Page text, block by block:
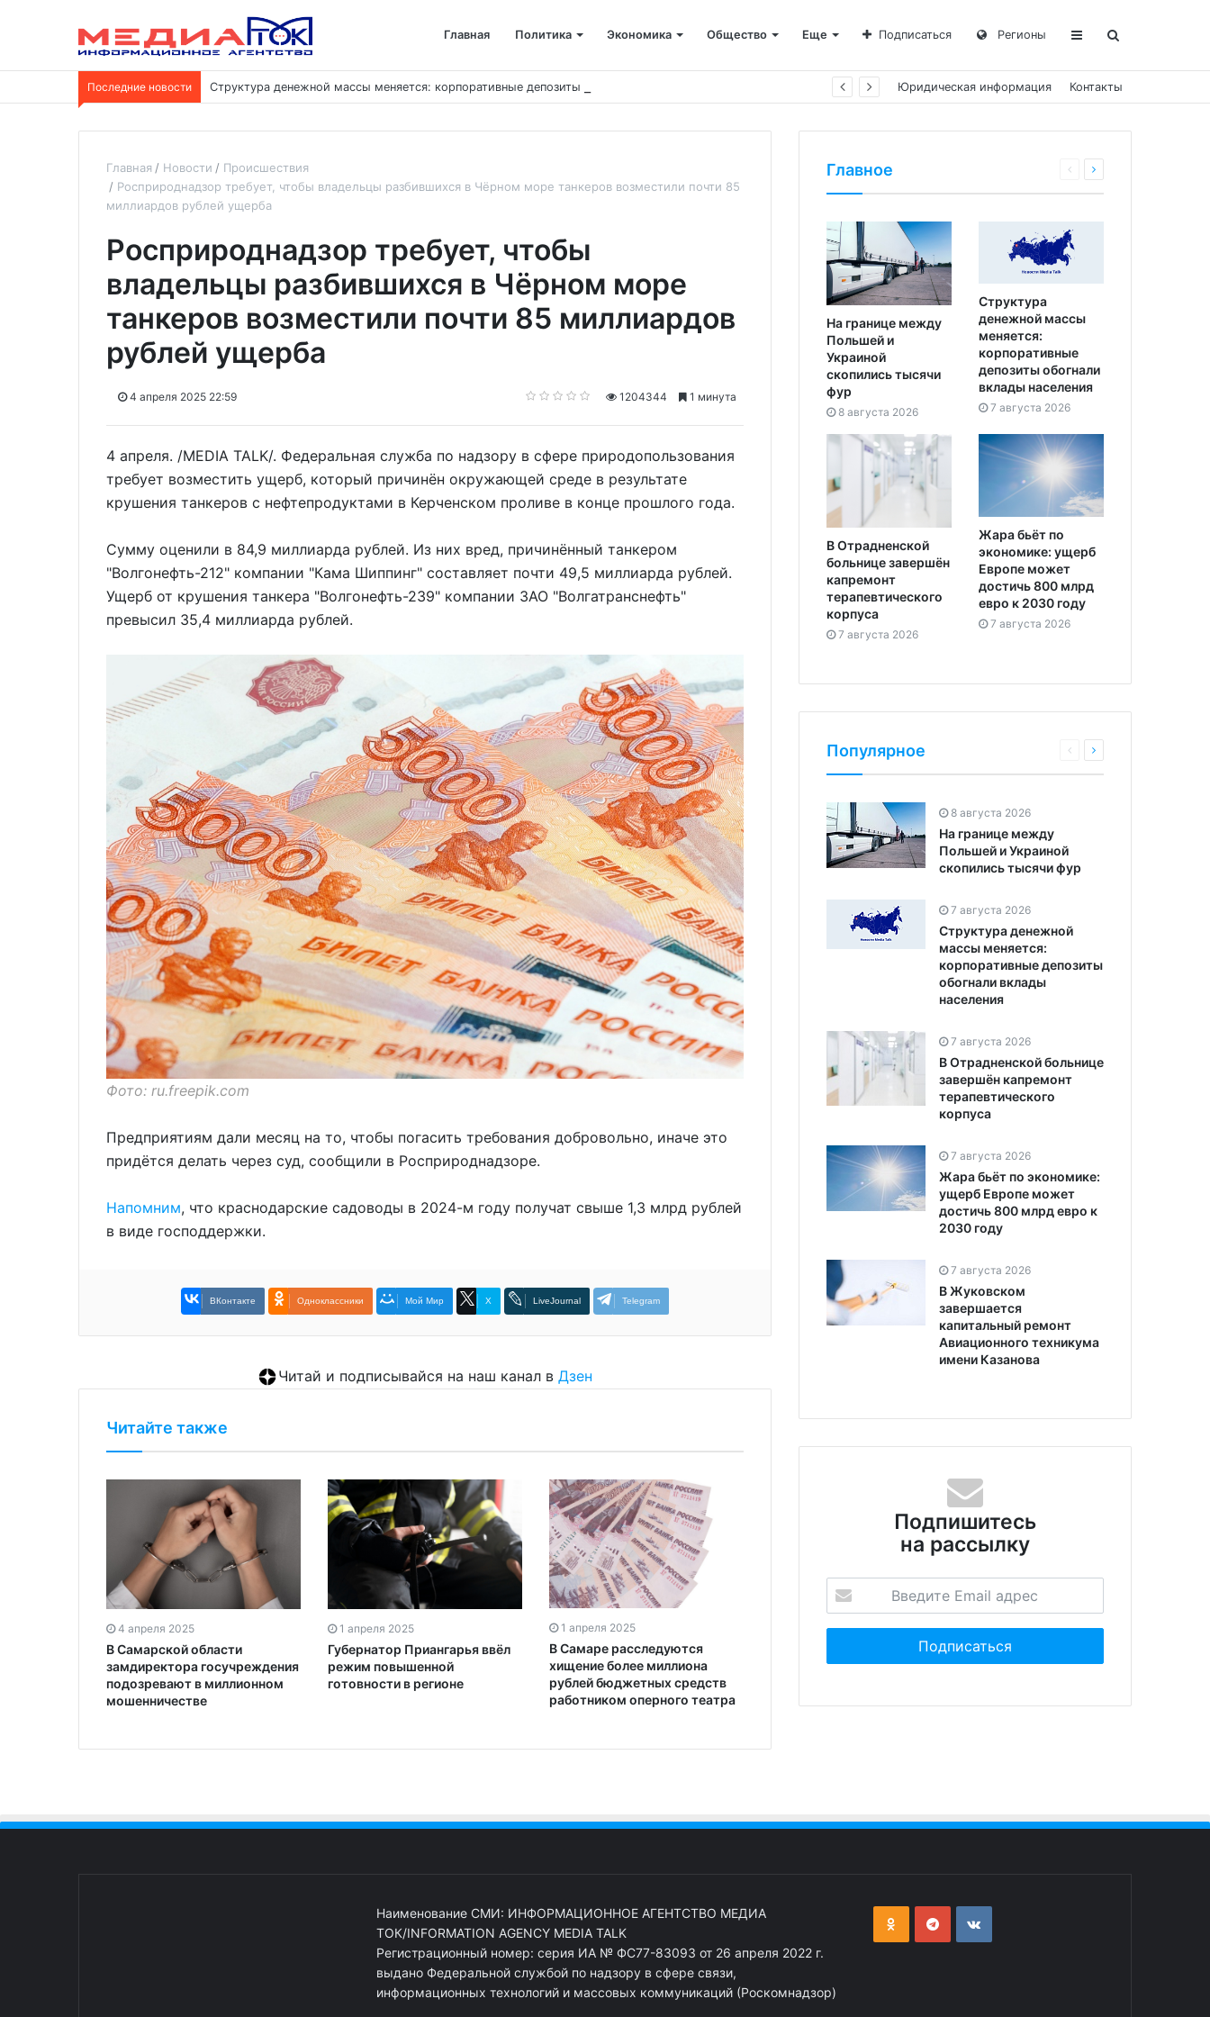
Главная Политика Экономика Общество Еще Подписаться Регионы
Последние новости Структура денежной массы меняется: корпоративные депозиты обогнали вклады населения Юридическая информация Контакты
Главная Новости
Происшествия
Росприроднадзор требует, чтобы владельцы разбившихся в Чёрном море танкеров возместили почти 85
миллиардов рублей ущерба
Росприроднадзор требует, чтобы
владельцы разбившихся в Чёрном море
танкеров возместили почти 85 миллиардов
рублей ущерба
4 апреля 2025 22:59 1204344 1 минута
4 апреля. /MEDIA TALK/. Федеральная служба по надзору в сфере природопользования
требует возместить ущерб, который причинён окружающей среде в результате
крушения танкеров с нефтепродуктами в Керченском проливе в конце прошлого года.
Сумму оценили в 84,9 миллиарда рублей. Из них вред, причинённый танкером
"Волгонефть-212" компании "Кама Шиппинг" составляет почти 49,5 миллиарда рублей.
Ущерб от крушения танкера "Волгонефть-239" компании ЗАО "Волгатранснефть"
превысил 35,4 миллиарда рублей.
Фото: ru.freepik.com
Предприятиям дали месяц на то, чтобы погасить требования добровольно, иначе это
придётся делать через суд, сообщили в Росприроднадзоре.
Напомним, что краснодарские садоводы в 2024-м году получат свыше 1,3 млрд рублей
в виде господдержки.
ВКонтакте Одноклассники Мой Мир X LiveJournal Telegram
Читай и подписывайся на наш канал в Дзен
Читайте также
4 апреля 2025
В Самарской области
замдиректора госучреждения
подозревают в миллионном
мошенничестве
1 апреля 2025
Губернатор Приангарья ввёл
режим повышенной
готовности в регионе
1 апреля 2025
В Самаре расследуются
хищение более миллиона
рублей бюджетных средств
работником оперного театра
Главное
На границе между
Польшей и
Украиной
скопились тысячи
фур
8 августа 2026
Структура
денежной массы
меняется:
корпоративные
депозиты обогнали
вклады населения
7 августа 2026
В Отрадненской
больнице завершён
капремонт
терапевтического
корпуса
7 августа 2026
Жара бьёт по
экономике: ущерб
Европе может
достичь 800 млрд
евро к 2030 году
7 августа 2026
Популярное
8 августа 2026
На границе между
Польшей и Украиной
скопились тысячи фур
7 августа 2026
Структура денежной
массы меняется:
корпоративные депозиты
обогнали вклады
населения
7 августа 2026
В Отрадненской больнице
завершён капремонт
терапевтического
корпуса
7 августа 2026
Жара бьёт по экономике:
ущерб Европе может
достичь 800 млрд евро к
2030 году
7 августа 2026
В Жуковском
завершается
капитальный ремонт
Авиационного техникума
имени Казанова
Подпишитесь
на рассылку
Наименование СМИ: ИНФОРМАЦИОННОЕ АГЕНТСТВО МЕДИА
ТОК/INFORMATION AGENCY MEDIA TALK
Регистрационный номер: серия ИА № ФС77-83093 от 26 апреля 2022 г.
выдано Федеральной службой по надзору в сфере связи,
информационных технологий и массовых коммуникаций (Роскомнадзор)